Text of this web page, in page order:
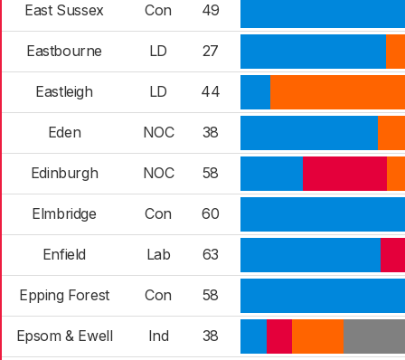
East Sussex Con 49
Eastbourne LD 27
Eastleigh LD 44
Eden NOC 38
Edinburgh NOC 58
Elmbridge Con 60
Enfield Lab 63
Epping Forest Con 58
Epsom & Ewell Ind 38